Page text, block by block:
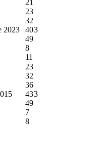
2023
21
23
32
40
49
8
11
3
23
32
36
43
49
7
8
3